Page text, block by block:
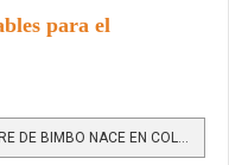
para el